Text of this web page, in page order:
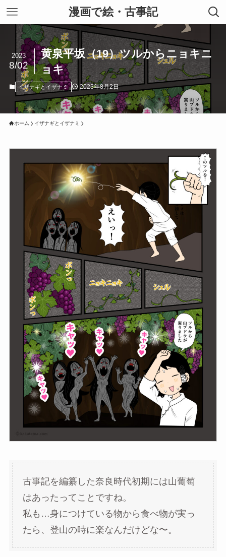
漫画で絵・古事記
黄泉平坂（19）ツルからニョキニ
ョキ
2023
8/02
イザナギとイザナミ 2023年8月2日
ホーム イザナギとイザナミ
古事記を編纂した奈良時代初期には山葡萄
はあったってことですね。
私も…身につけている物から食べ物が実っ
たら、登山の時に楽なんだけどな〜。